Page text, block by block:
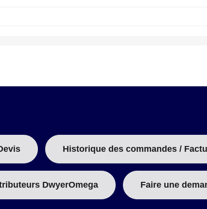
Historique des commandes /
DwyerOmega Faire une